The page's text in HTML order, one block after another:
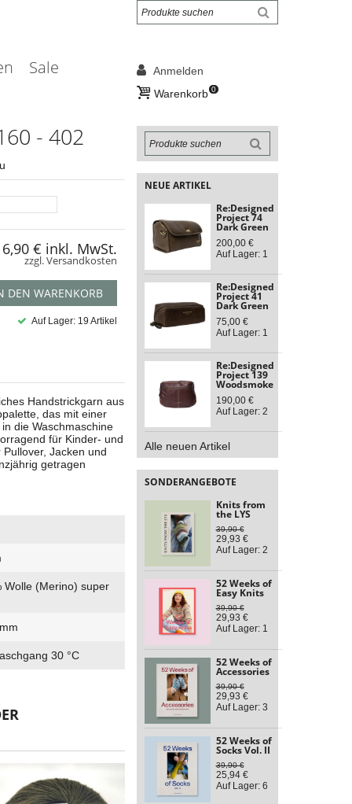
Sale
Anmelden
Warenkorb 0
- 402
6,90 € inkl. MwSt.
zzgl. Versandkosten
DEN WARENKORB
Auf Lager: 19 Artikel
Handstrickgarn aus
das mit einer
die Waschmaschine
für Kinder- und
Jacken und
getragen
Wolle (Merino) super
30 °C
NEUE ARTIKEL
Re:Designed
Project 74
Dark Green
200,00 €
Auf Lager: 1
Re:Designed
Project 41
Dark Green
75,00 €
Auf Lager: 1
Re:Designed
Project 139
Woodsmoke
190,00 €
Auf Lager: 2
Alle neuen Artikel
SONDERANGEBOTE
Knits from
the LYS
39,90 €
29,93 €
Auf Lager: 2
52 Weeks of
Easy Knits
39,90 €
29,93 €
Auf Lager: 1
52 Weeks of
Accessories
39,90 €
29,93 €
Auf Lager: 3
52 Weeks of
Socks Vol. II
39,90 €
25,94 €
Auf Lager: 6